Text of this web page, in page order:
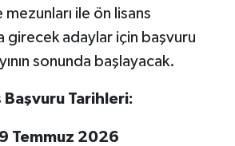
mezunları ile ön lisans
girecek adaylar için başvuru
sonunda başlayacak.
Başvuru Tarihleri:
Temmuz 2026